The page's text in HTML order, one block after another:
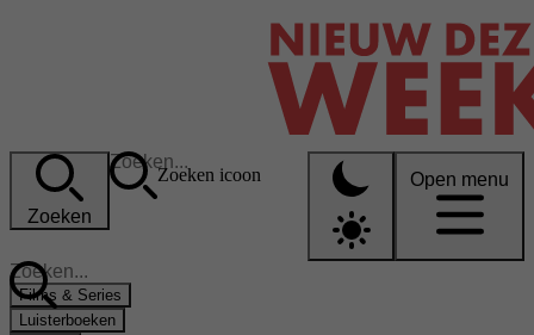
Zoeken
Zoeken icoon Open menu
Films & Series
Luisterboeken